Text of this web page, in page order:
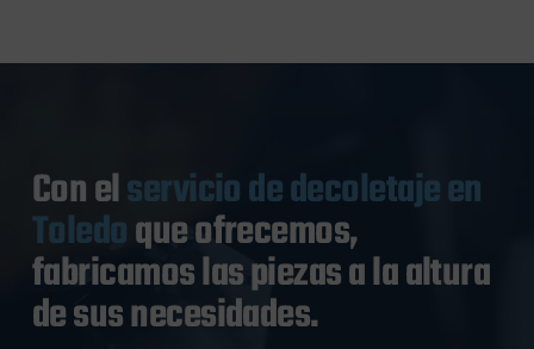
Con elservicio de decoletaje en
Toledoque ofrecemos,
fabricamos las piezas a la altura
de sus necesidades.